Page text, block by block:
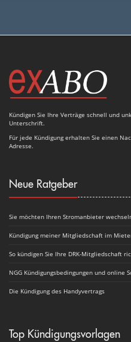
Kündigen Sie Ihre Verträge schnell und
Unterschrift.
Für jede Kündigung erhalten Sie einen
Adresse.
Neue Ratgeber
Sie möchten Ihren Stromanbieter
Kündigung meiner Mitgliedschaft im
So kündigen Sie Ihre DRK-Mitgliedschaft
NGG Kündigungsbedingungen und online
Die Kündigung des Handyvertrags
Top Kündigungsvorlagen